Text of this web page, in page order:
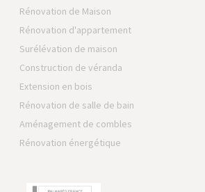
Rénovation de Maison
Rénovation d'appartement
Surélévation de maison
Construction de véranda
Extension en bois
Rénovation de salle de bain
Aménagement de combles
Rénovation énergétique